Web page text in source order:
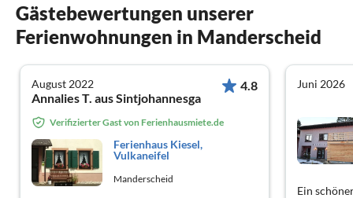
Gästebewertungen unserer
Ferienwohnungen in Manderscheid
August 2022
Annalies T. aus Sintjohannesga
4.8
Verifizierter Gast von Ferienhausmiete.de
Ferienhaus Kiesel,
Vulkaneifel
Manderscheid
Juni 2026
Ein